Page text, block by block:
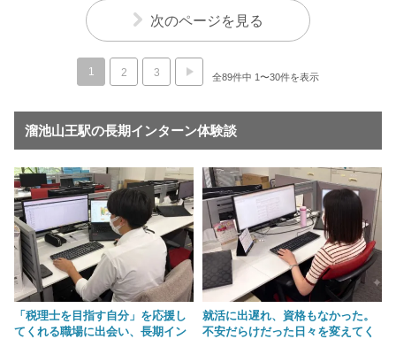
次のページを見る
1 2 3 全89件中 1〜30件を表示
溜池山王駅の長期インターン体験談
「税理士を目指す自分」を応援し
てくれる職場に出会い、長期イン
就活に出遅れ、資格もなかった。
不安だらけだった日々を変えてく